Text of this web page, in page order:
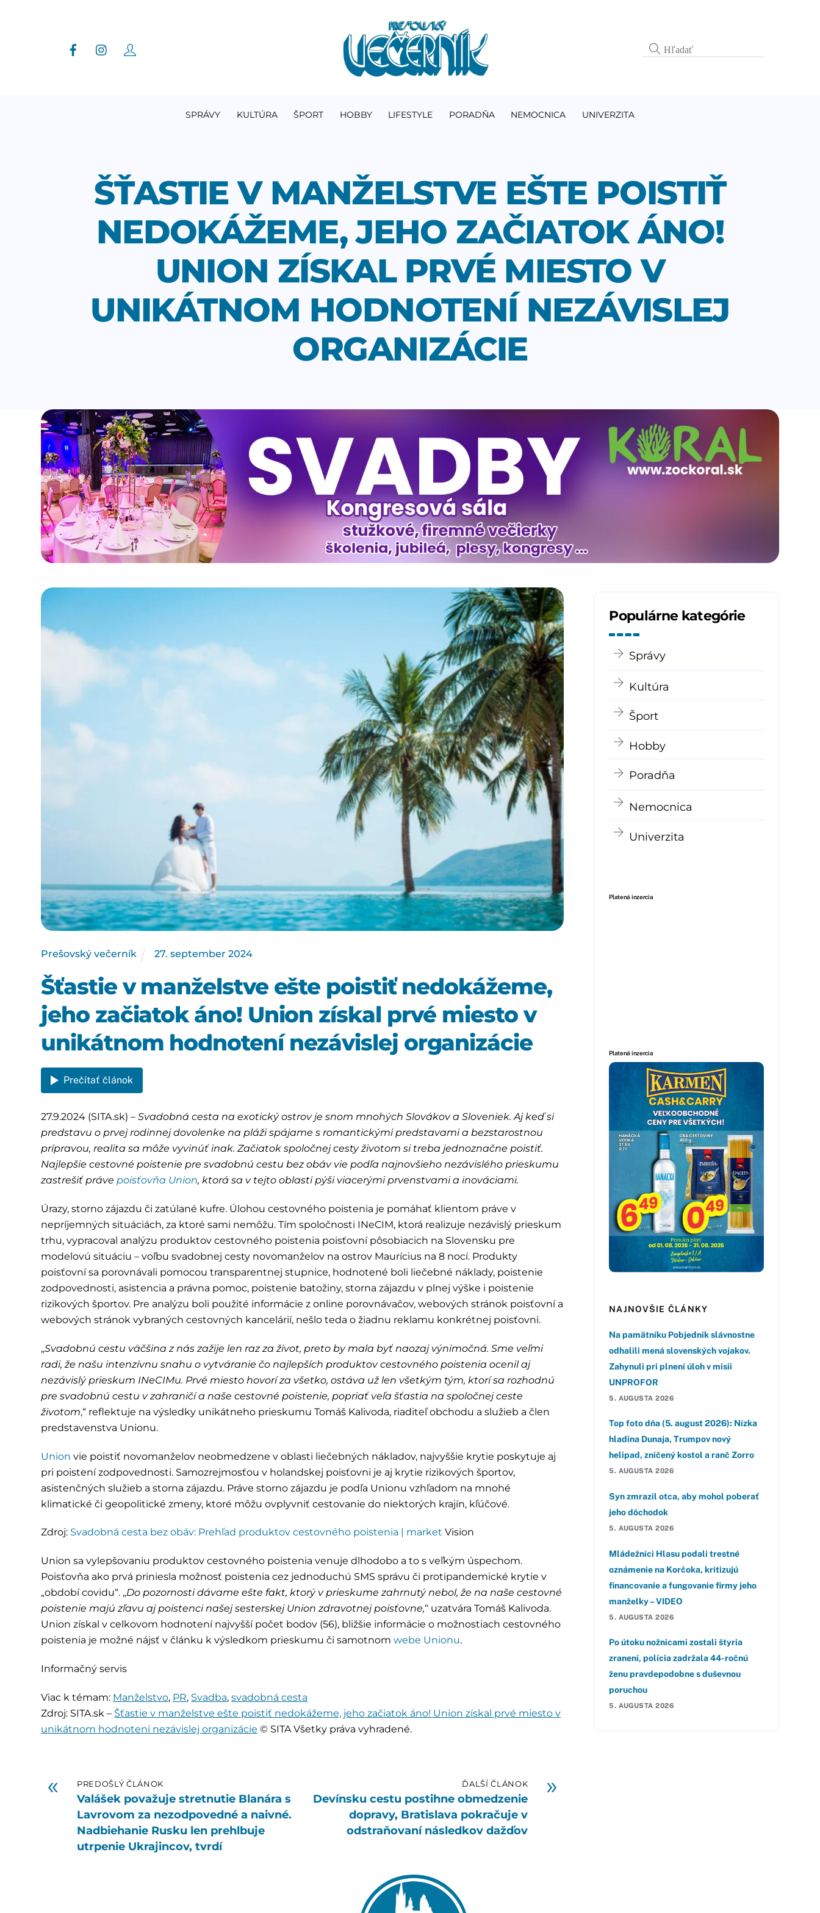
SPRÁVY KULTÚRA ŠPORT HOBBY LIFESTYLE PORADŇA NEMOCNICA UNIVERZITA
ŠŤASTIE V MANŽELSTVE EŠTE POISTIŤ
NEDOKÁŽEME, JEHO ZAČIATOK ÁNO!
UNION ZÍSKAL PRVÉ MIESTO V
UNIKÁTNOM HODNOTENÍ NEZÁVISLEJ
ORGANIZÁCIE
Prešovský večerník 27. september 2024
Šťastie v manželstve ešte poistiť nedokážeme,
jeho začiatok áno! Union získal prvé miesto v
unikátnom hodnotení nezávislej organizácie
Prečítať článok
27.9.2024 (SITA.sk) –Svadobná cesta na exotický ostrov je snom mnohých Slovákov a Sloveniek. Aj keď si
predstavu o prvej rodinnej dovolenke na pláži spájame s romantickými predstavami a bezstarostnou
prípravou, realita sa môže vyvinúť inak. Začiatok spoločnej cesty životom si treba jednoznačne poistiť.
Najlepšie cestovné poistenie pre svadobnú cestu bez obáv vie podľa najnovšieho nezávislého prieskumu
zastrešiť právepoisťovňa Union, ktorá sa v tejto oblasti pýši viacerými prvenstvami a inováciami.
Úrazy, storno zájazdu či zatúlané kufre. Úlohou cestovného poistenia je pomáhať klientom práve v
nepríjemných situáciách, za ktoré sami nemôžu. Tím spoločnosti INeCIM, ktorá realizuje nezávislý prieskum
trhu, vypracoval analýzu produktov cestovného poistenia poisťovní pôsobiacich na Slovensku pre
modelovú situáciu – voľbu svadobnej cesty novomanželov na ostrov Maurícius na 8 nocí. Produkty
poisťovní sa porovnávali pomocou transparentnej stupnice, hodnotené boli liečebné náklady, poistenie
zodpovednosti, asistencia a právna pomoc, poistenie batožiny, storna zájazdu v plnej výške i poistenie
rizikových športov. Pre analýzu boli použité informácie z online porovnávačov, webových stránok poisťovní a
webových stránok vybraných cestovných kancelárií, nešlo teda o žiadnu reklamu konkrétnej poisťovni.
„Svadobnú cestu väčšina z nás zažije len raz za život, preto by mala byť naozaj výnimočná. Sme veľmi
radi, že našu intenzívnu snahu o vytváranie čo najlepších produktov cestovného poistenia ocenil aj
nezávislý prieskum INeCIMu. Prvé miesto hovorí za všetko, ostáva už len všetkým tým, ktorí sa rozhodnú
pre svadobnú cestu v zahraničí a naše cestovné poistenie, popriať veľa šťastia na spoločnej ceste
životom,“ reflektuje na výsledky unikátneho prieskumu Tomáš Kalivoda, riaditeľ obchodu a služieb a člen
predstavenstva Unionu.
Union vie poistiť novomanželov neobmedzene v oblasti liečebných nákladov, najvyššie krytie poskytuje aj
pri poistení zodpovednosti. Samozrejmosťou v holandskej poisťovni je aj krytie rizikových športov,
asistenčných služieb a storna zájazdu. Práve storno zájazdu je podľa Unionu vzhľadom na mnohé
klimatické či geopolitické zmeny, ktoré môžu ovplyvniť cestovanie do niektorých krajín, kľúčové.
Zdroj: Svadobná cesta bez obáv: Prehľad produktov cestovného poistenia | market Vision
Union sa vylepšovaniu produktov cestovného poistenia venuje dlhodobo a to s veľkým úspechom.
Poisťovňa ako prvá priniesla možnosť poistenia cez jednoduchú SMS správu či protipandemické krytie v
„období covidu“. „Do pozornosti dávame ešte fakt, ktorý v prieskume zahrnutý nebol, že na naše cestovné
poistenie majú zľavu aj poistenci našej sesterskej Union zdravotnej poisťovne,“ uzatvára Tomáš Kalivoda.
Union získal v celkovom hodnotení najvyšší počet bodov (56), bližšie informácie o možnostiach cestovného
poistenia je možné nájsť v článku k výsledkom prieskumu či samotnomwebe Unionu.
Informačný servis
Viac k témam: Manželstvo, PR, Svadba,svadobná cesta
Zdroj: SITA.sk – Šťastie v manželstve ešte poistiť nedokážeme, jeho začiatok áno! Union získal prvé miesto v
unikátnom hodnotení nezávislej organizácie © SITA Všetky práva vyhradené.
« PREDOŠLÝ ČLÁNOK
Valášek považuje stretnutie Blanára s
Lavrovom za nezodpovedné a naivné.
Nadbiehanie Rusku len prehlbuje
utrpenie Ukrajincov, tvrdí
»
ĎALŠÍ ČLÁNOK
Devínsku cestu postihne obmedzenie
dopravy, Bratislava pokračuje v
odstraňovaní následkov dažďov
Populárne kategórie
Správy
Kultúra
Šport
Hobby
Poradňa
Nemocnica
Univerzita
Platená inzercia
Platená inzercia
NAJNOVŠIE ČLÁNKY
Na pamätníku Pobjednik slávnostne
odhalili mená slovenských vojakov.
Zahynuli pri plnení úloh v misii
UNPROFOR
5. AUGUSTA 2026
Top foto dňa (5. august 2026): Nízka
hladina Dunaja, Trumpov nový
helipad, zničený kostol a ranč Zorro
5. AUGUSTA 2026
Syn zmrazil otca, aby mohol poberať
jeho dôchodok
5. AUGUSTA 2026
Mládežníci Hlasu podali trestné
oznámenie na Korčoka, kritizujú
financovanie a fungovanie firmy jeho
manželky – VIDEO
5. AUGUSTA 2026
Po útoku nožnicami zostali štyria
zranení, polícia zadržala 44-ročnú
ženu pravdepodobne s duševnou
poruchou
5. AUGUSTA 2026